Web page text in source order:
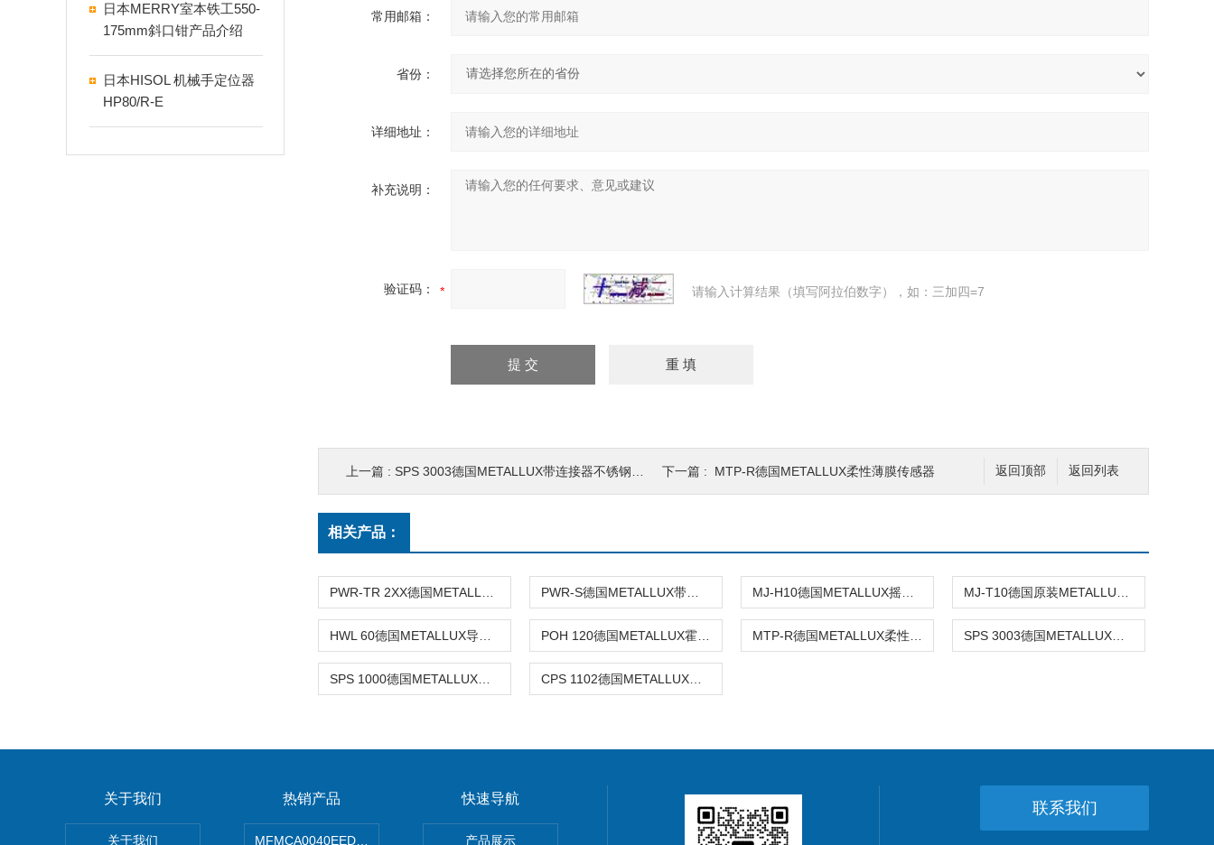
日本MERRY室本铁工550-
175mm斜口钳产品介绍
日本HISOL 机械手定位器
HP80/R-E
常用邮箱：
省份：
详细地址：
补充说明：
验证码： 请输入计算结果（填写阿拉伯数字），如：三加四=7
返回列表
返回顶部
上一篇 : SPS 3003德国METALLUX带连接器不锈钢测量元件 下一篇 : MTP-R德国METALLUX柔性薄膜传感器
相关产品：
关于我们
关于我们
热销产品
MFMCA0040EED-H日本PANASONIC松下电缆
快速导航
产品展示
联系我们